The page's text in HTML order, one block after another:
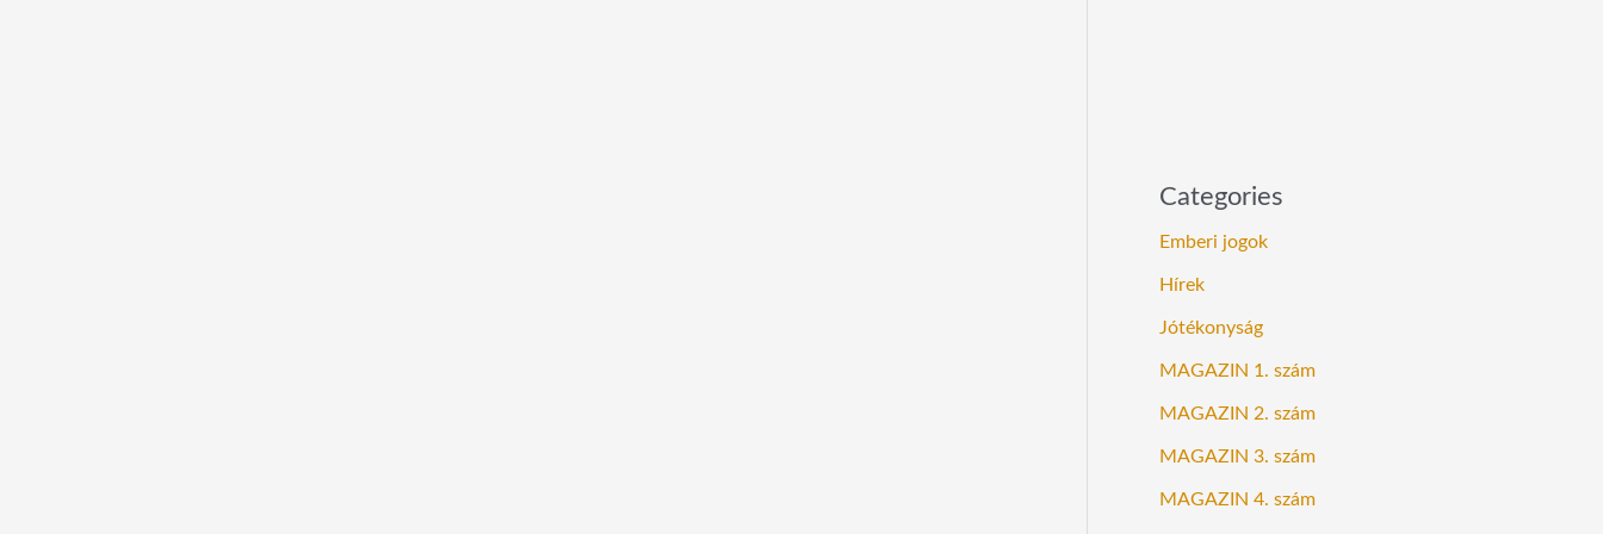
Categories
Emberi jogok
Hírek
Jótékonyság
MAGAZIN 1. szám
MAGAZIN 2. szám
MAGAZIN 3. szám
MAGAZIN 4. szám